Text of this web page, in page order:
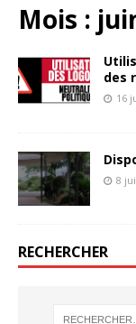
Mois :
des
16
8
RECHERCHER